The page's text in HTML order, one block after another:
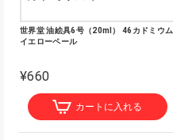
世界堂 油絵具6号（20ml） 46カドミウム
イエローペール
¥660
カートに入れる